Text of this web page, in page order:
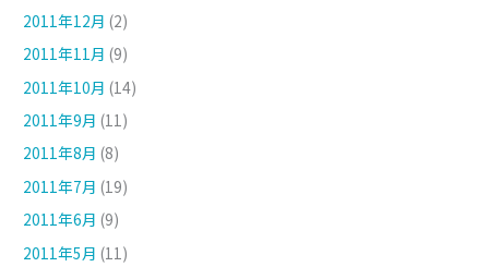
2011年12月 (2)
2011年11月 (9)
2011年10月 (14)
2011年9月 (11)
2011年8月 (8)
2011年7月 (19)
2011年6月 (9)
2011年5月 (11)